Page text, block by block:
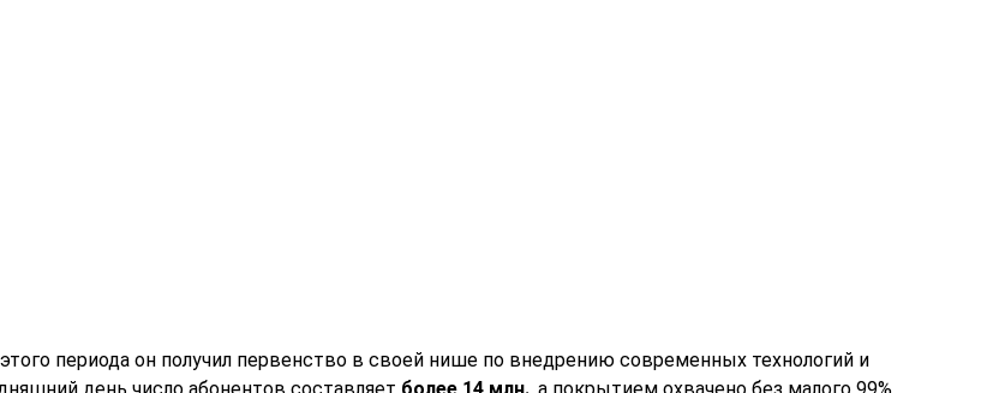
периода он получил первенство в своей нише по внедрению современных технологий и